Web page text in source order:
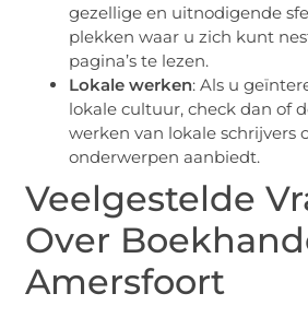
gezellige en uitnodigende
plekken waar u zich kunt
pagina’s te lezen.
Lokale werken: Als u
lokale cultuur, check dan of
werken van lokale schrijvers
onderwerpen aanbiedt.
Veelgestelde
Over
Amersfoort